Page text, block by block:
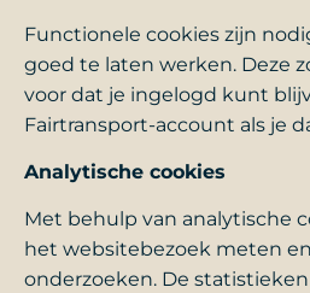
Functionele cookies zijn
goed te laten werken. Deze
voor dat je ingelogd kunt
Fairtransport-account als je
Analytische cookies
Met behulp van analytische
het websitebezoek meten
onderzoeken. De